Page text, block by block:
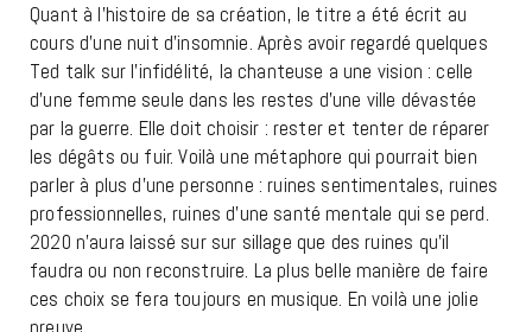
Quant à l’histoire de sa création, le titre a été écrit au
cours d’une nuit d’insomnie. Après avoir regardé quelques
Ted talk sur l’infidélité, la chanteuse a une vision : celle
d’une femme seule dans les restes d’une ville dévastée
par la guerre. Elle doit choisir : rester et tenter de réparer
les dégâts ou fuir. Voilà une métaphore qui pourrait bien
parler à plus d’une personne : ruines sentimentales, ruines
professionnelles, ruines d’une santé mentale qui se perd.
2020 n’aura laissé sur sur sillage que des ruines qu’il
faudra ou non reconstruire. La plus belle manière de faire
ces choix se fera toujours en musique. En voilà une jolie